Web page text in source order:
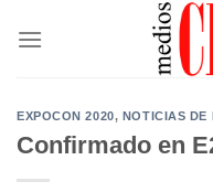
EXPOCON 2020, NOTICIAS DE
Confirmado en